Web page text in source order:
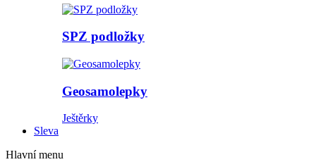
SPZ podložky
Geosamolepky
Ještěrky
Sleva
Hlavní menu